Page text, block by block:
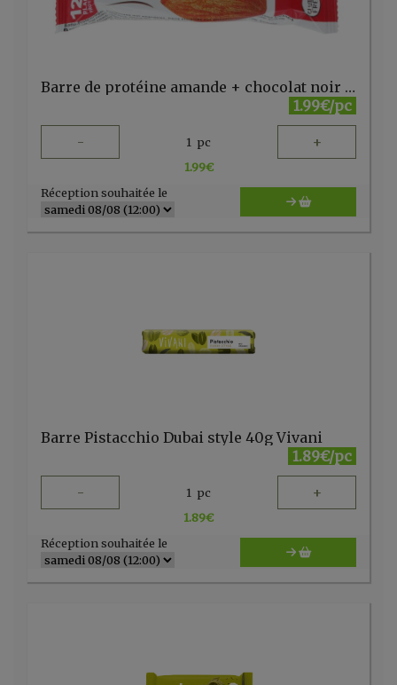
Barre de protéine amande + chocolat noir - 65 gr
1.99€/pc
- 1 pc +
1.99€
Réception souhaitée le
Barre Pistacchio Dubai style 40g Vivani
1.89€/pc
- 1 pc +
1.89€
Réception souhaitée le